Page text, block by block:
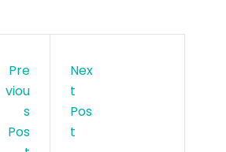
Pre
Viou
S
Pos
Nex
T
Pos
T